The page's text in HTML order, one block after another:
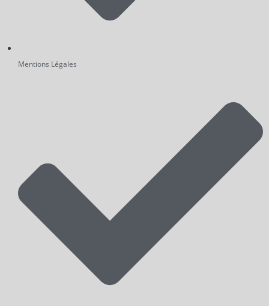
Mentions Légales